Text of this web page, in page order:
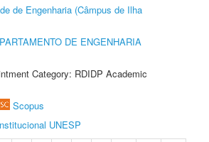
de Engenharia (Câmpus de Ilha
DE ENGENHARIA
Category: RDIDP Academic
Scopus
UNESP